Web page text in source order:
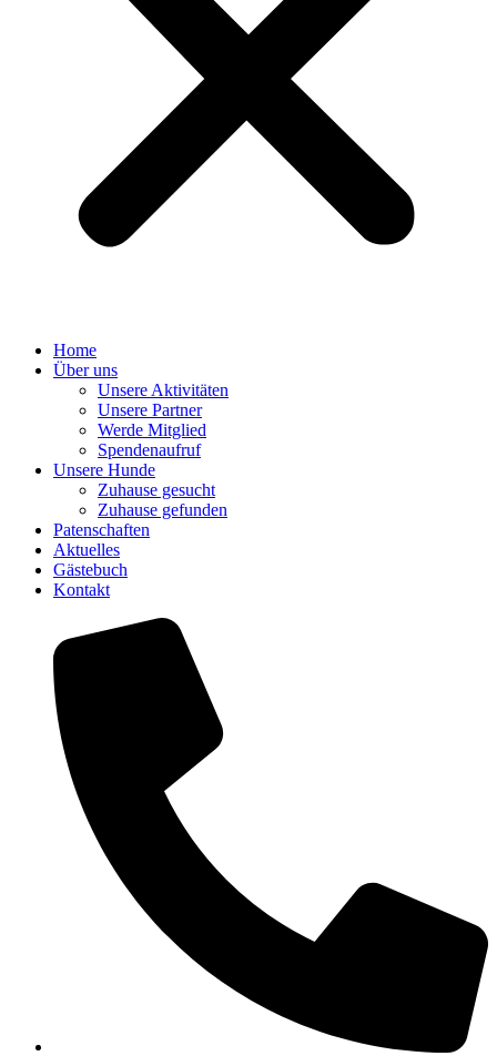
Home
Über uns
Unsere Aktivitäten
Unsere Partner
Werde Mitglied
Spendenaufruf
Unsere Hunde
Zuhause gesucht
Zuhause gefunden
Patenschaften
Aktuelles
Gästebuch
Kontakt